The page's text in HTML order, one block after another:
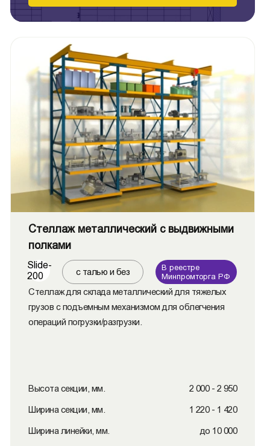
Стеллаж металлический с выдвижными
полками
Slide-
200
с талью и без
В реестре
Минпромторга РФ
Стеллаж для склада металлический для тяжелых
грузов с подъемным механизмом для облегчения
операций погрузки/разгрузки.
Высота секции, мм. 2 000 - 2 950
Ширина секции, мм. 1 220 - 1 420
Ширина линейки, мм. до 10 000